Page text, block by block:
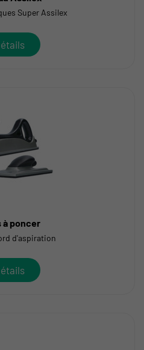
Super Assilex
à poncer
d'aspiration